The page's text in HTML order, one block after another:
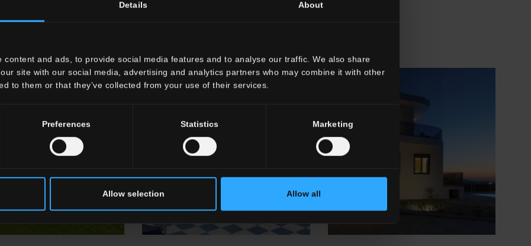
Details About
content and ads, to provide social media features and to analyse our traffic. We also share
site with our social media, advertising and analytics partners who may combine it with other
to them or that they’ve collected from your use of their services.
Preferences Statistics Marketing
Allow selection Allow all